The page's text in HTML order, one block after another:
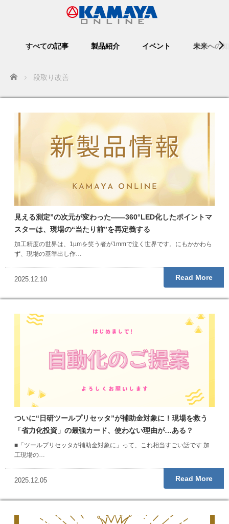
すべての記事 製品紹介 イベント 未来への
Home 段取り改善
見える測定”の次元が変わった——360°LED化したポイントマ
スターは、現場の“当たり前”を再定義する
加工精度の世界は、1µmを笑う者が1mmで泣く世界です。にもかかわら
ず、現場の基準出し作…
Read More
2025.12.10
ついに“日研ツールプリセッタ”が補助金対象に！現場を救う
「省力化投資」の最強カード、使わない理由が…ある？
■「ツールプリセッタが補助金対象に」って、これ相当すごい話です 加
工現場の…
Read More
2025.12.05